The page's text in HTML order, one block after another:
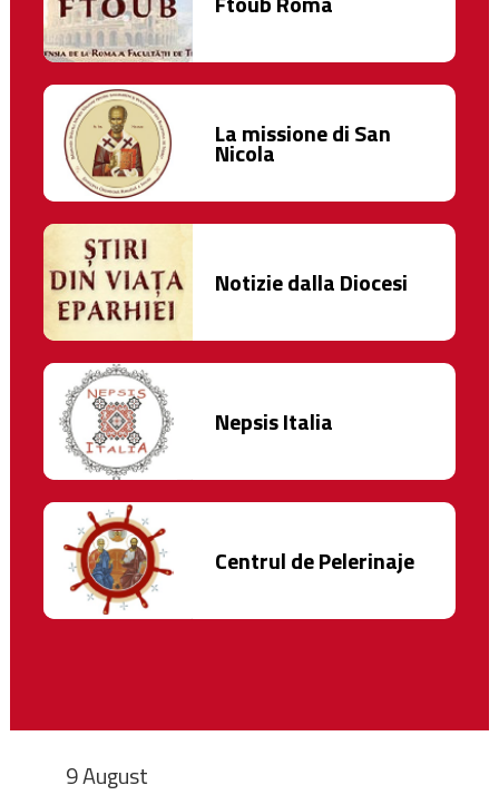
La missione di San
Nicola
Notizie dalla Diocesi
Nepsis Italia
Centrul de Pelerinaje
9 August